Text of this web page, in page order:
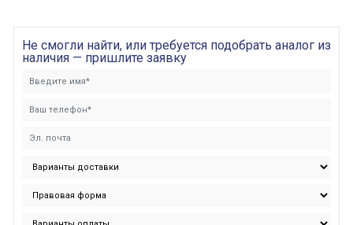
Не смогли найти, или требуется подобрать аналог из
наличия — пришлите заявку